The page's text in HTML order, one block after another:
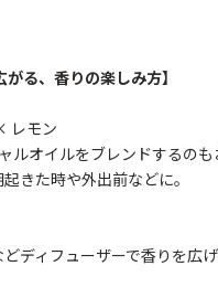
がる、香りの楽しみ方】
レモン
ルオイルをブレンドするの
きた時や外出前などに。
ディフューザーで香りを広